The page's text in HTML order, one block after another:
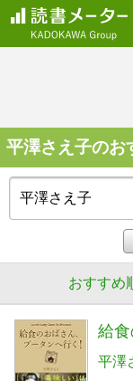
平澤さえ子のお
おすすめ
給
平澤